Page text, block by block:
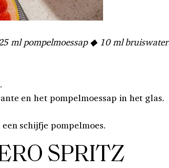
ml pompelmoessap ◆ 10 ml bruiswater
en het pompelmoessap in het glas.
schijfje pompelmoes.
SPRITZ